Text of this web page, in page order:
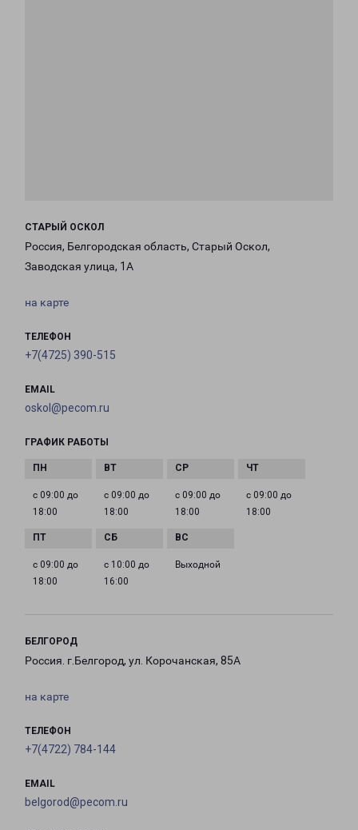
СТАРЫЙ ОСКОЛ
Россия, Белгородская область, Старый Оскол,
Заводская улица, 1А
на карте
ТЕЛЕФОН
+7(4725) 390-515
EMAIL
oskol@pecom.ru
ГРАФИК РАБОТЫ
с 09:00 до
18:00
с 09:00 до
18:00
с 09:00 до
18:00
с 09:00 до
18:00
с 09:00 до
18:00
с 10:00 до
16:00
Выходной
БЕЛГОРОД
Россия. г.Белгород, ул. Корочанская, 85А
на карте
ТЕЛЕФОН
+7(4722) 784-144
EMAIL
belgorod@pecom.ru